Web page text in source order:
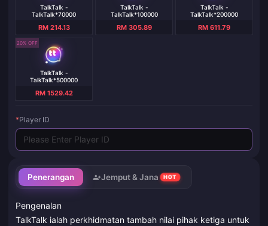
Penerangan Jemput & Jana HOT
Pengenalan
TalkTalk ialah perkhidmatan tambah nilai pihak ketiga untuk
TalkTalk -
TalkTalk*70000
RM 214.13
TalkTalk -
TalkTalk*100000
RM 305.89
TalkTalk -
TalkTalk*200000
RM 611.79
20% OFF
TalkTalk -
TalkTalk*500000
RM 1529.42
*Player ID